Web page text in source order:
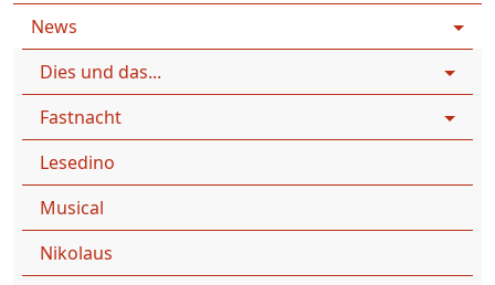
News
Dies und das...
Fastnacht
Lesedino
Musical
Nikolaus